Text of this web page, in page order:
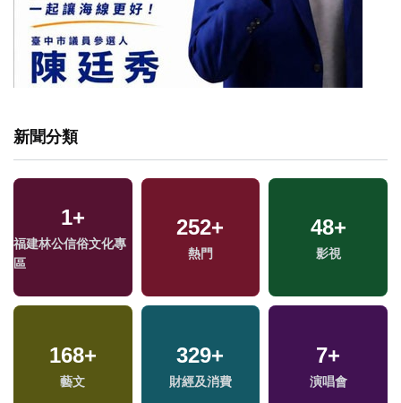
新聞分類
1+
福建林公信俗文化專
區
252+
熱門
48+
影視
168+
藝文
329+
財經及消費
7+
演唱會
12+
評論
121+
運動
994+
社會
27+
兩岸道教文化交流專
455+
綜合
8+
海峽論壇專區